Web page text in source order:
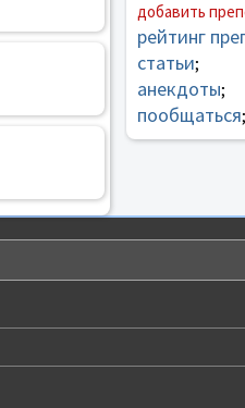
добавить
рейтинг
статьи;
анекдоты;
пообщаться;